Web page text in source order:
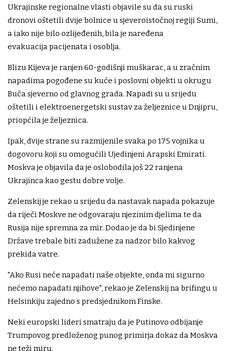
Ukrajinske regionalne vlasti objavile su da su ruski
dronovi oštetili dvije bolnice u sjeveroistočnoj regiji Sumi,
a iako nije bilo ozlijeđenih, bila je naređena
evakuacija pacijenata i osoblja.
Blizu Kijeva je ranjen 60-godišnji muškarac, a u zračnim
napadima pogođene su kuće i poslovni objekti u okrugu
Buča sjeverno od glavnog grada. Napadi su u srijedu
oštetili i elektroenergetski sustav za željeznice u Dnjipru,
priopćila je željeznica.
Ipak, dvije strane su razmijenile svaka po 175 vojnika u
dogovoru koji su omogućili Ujedinjeni Arapski Emirati.
Moskva je objavila da je oslobodila još 22 ranjena
Ukrajinca kao gestu dobre volje.
Zelenskij je rekao u srijedu da nastavak napada pokazuje
da riječi Moskve ne odgovaraju njezinim djelima te da
Rusija nije spremna za mir. Dodao je da bi Sjedinjene
Države trebale biti zadužene za nadzor bilo kakvog
prekida vatre.
"Ako Rusi neće napadati naše objekte, onda mi sigurno
nećemo napadati njihove", rekao je Zelenskij na brifingu u
Helsinkiju zajedno s predsjednikom Finske.
Neki europski lideri smatraju da je Putinovo odbijanje
Trumpovog predloženog punog primirja dokaz da Moskva
ne teži miru.